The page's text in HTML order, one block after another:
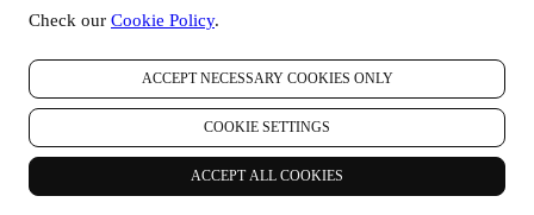
Check our Cookie Policy.
ACCEPT NECESSARY COOKIES ONLY
COOKIE SETTINGS
ACCEPT ALL COOKIES
uw persoonsgegevens ook gebruiken om uw verzoeken te
kanalen worden verzonden. Deze verwerkingsactiviteit is
vereist om ons in staat te stellen onze diensten aan u te
leveren. Wij kunnen uw gegevens verwerken op basis van
ons legitiem belang (naar behoren rekening houdend met uw
rechten en vrijheden) om u opvolg-e-mails te sturen in het
geval u artikelen aan onze online winkelwagen hebt
toegevoegd zonder de aankoop af te ronden. Als u de